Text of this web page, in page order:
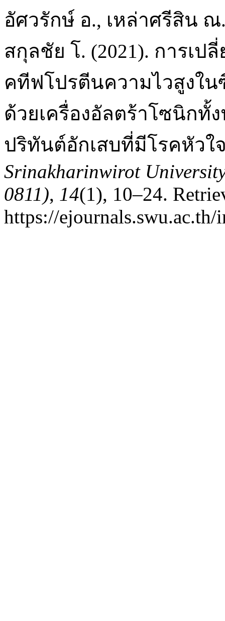
อัศวรักษ์ อ., เหล่าศรีสิน
สกุลชัย โ. (2021). การเ
คทีฟโปรตีนความไวสูงใน
ด้วยเครื่องอัลตร้าโซนิกทั้
ปริทันต์อักเสบที่มีโรคหัวใ
Srinakharinwirot
0811), 14(1), 10–24.
https://